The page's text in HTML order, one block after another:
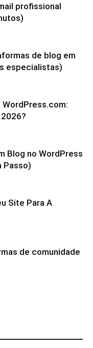
profissional
de blog em
especialistas)
Blog no WordPress
Passo)
Site Para A
de comunidade